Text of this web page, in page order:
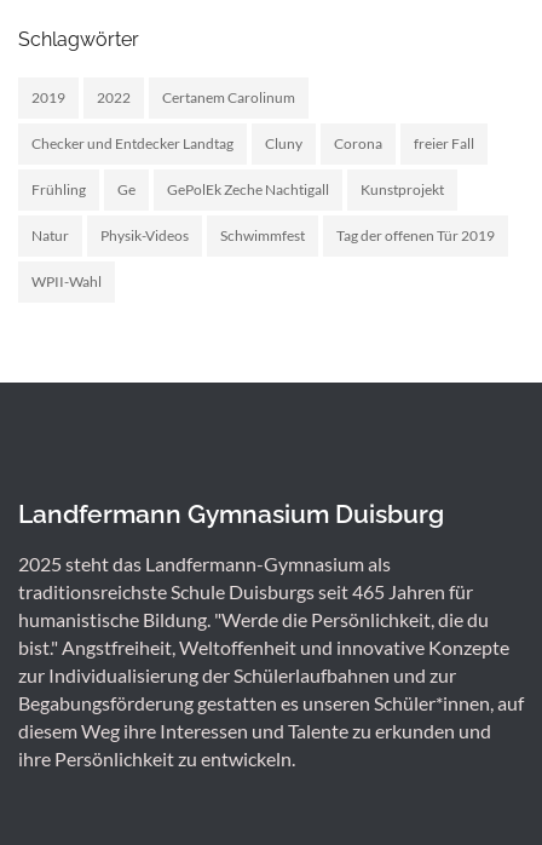
Schlagwörter
2019 2022 Certanem Carolinum
Checker und Entdecker Landtag Cluny Corona freier Fall
Frühling Ge GePolEk Zeche Nachtigall Kunstprojekt
Natur Physik-Videos Schwimmfest Tag der offenen Tür 2019
WPII-Wahl
Landfermann Gymnasium Duisburg
2025 steht das Landfermann-Gymnasium als
traditionsreichste Schule Duisburgs seit 465 Jahren für
humanistische Bildung. "Werde die Persönlichkeit, die du
bist." Angstfreiheit, Weltoffenheit und innovative Konzepte
zur Individualisierung der Schülerlaufbahnen und zur
Begabungsförderung gestatten es unseren Schüler*innen, auf
diesem Weg ihre Interessen und Talente zu erkunden und
ihre Persönlichkeit zu entwickeln.